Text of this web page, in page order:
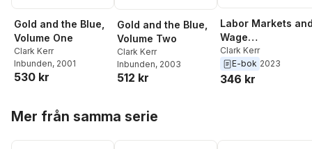
Gold and the Blue,
Volume One
Clark Kerr
Inbunden, 2001
530 kr
Gold and the Blue,
Volume Two
Clark Kerr
Inbunden, 2003
512 kr
Labor Markets
Wage
Determination
Clark Kerr
E-bok 2023
346 kr
Mer från samma serie